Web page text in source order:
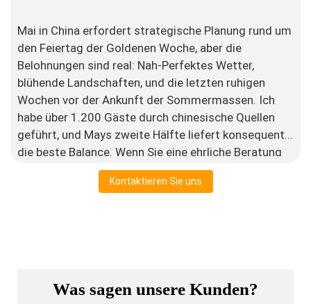
Mai in China erfordert strategische Planung rund um
den Feiertag der Goldenen Woche, aber die
Belohnungen sind real: Nah-Perfektes Wetter,
blühende Landschaften, und die letzten ruhigen
Wochen vor der Ankunft der Sommermassen. Ich
habe über 1.200 Gäste durch chinesische Quellen
geführt, und Mays zweite Hälfte liefert konsequent
die beste Balance. Wenn Sie eine ehrliche Beratung
über die Planung rund um den Urlaub oder die Wahl
der richtigen Reise benötigen, erreichen Sie heraus.
Kontaktieren Sie uns
Was sagen unsere Kunden?